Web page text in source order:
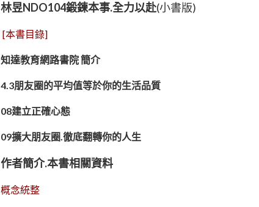
林昱NDO104鍛鍊本事.全力以赴(小書版)
[本書目錄]
知達教育網路書院 簡介
4.3朋友圈的平均值等於你的生活品質
08建立正確心態
09擴大朋友圈.徹底翻轉你的人生
作者簡介.本書相關資料
概念統整